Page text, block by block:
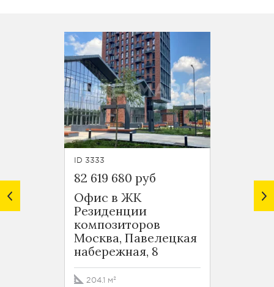
ID 3333
82 619 680 руб
Офис в ЖК
Резиденции
композиторов
Москва, Павелецкая
набережная, 8
204.1 м²
64
Pave